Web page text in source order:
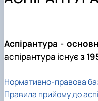
Навчально-
Науковий гурток
Аспірантура
Аспірантура -
аспірантура існуєз
Нормативно-правова
Правила прийому до